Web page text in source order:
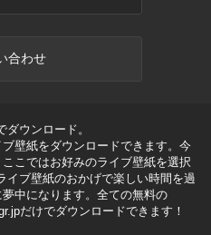
合わせ
ウンロード。
壁紙をダウンロードできます。今
こではお好みのライブ壁紙を選択
イブ壁紙のおかげで楽しい時間を過
中になります。全ての無料の
だけでダウンロードできます！